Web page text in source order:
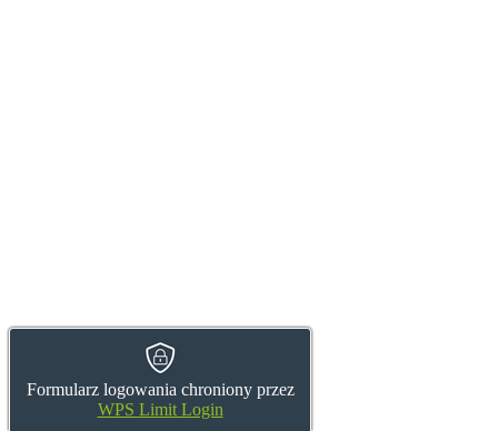
Formularz logowania chroniony przez
WPS Limit Login